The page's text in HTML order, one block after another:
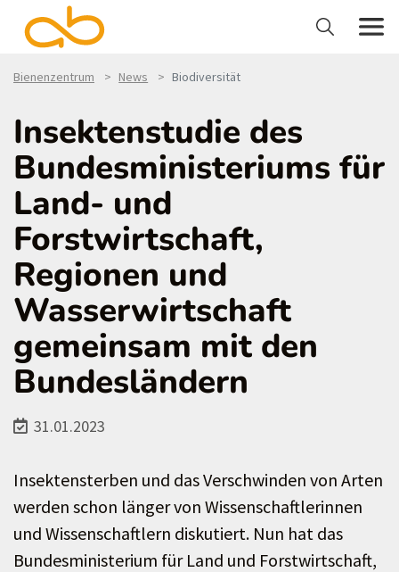
Bienenzentrum News Biodiversität
Insektenstudie des
Bundesministeriums für
Land- und
Forstwirtschaft,
Regionen und
Wasserwirtschaft
gemeinsam mit den
Bundesländern
31.01.2023
Insektensterben und das Verschwinden von Arten
werden schon länger von Wissenschaftlerinnen
und Wissenschaftlern diskutiert. Nun hat das
Bundesministerium für Land und Forstwirtschaft,